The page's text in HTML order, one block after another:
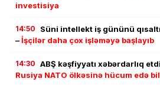
investisiya
14:50
Süni intellekt iş gününü
–İşçilər daha çox işləməyə başlayıb
14:30 ABŞ kəşfiyyatı xəbərdarlıq
Rusiya NATO ölkəsinə hücum edə